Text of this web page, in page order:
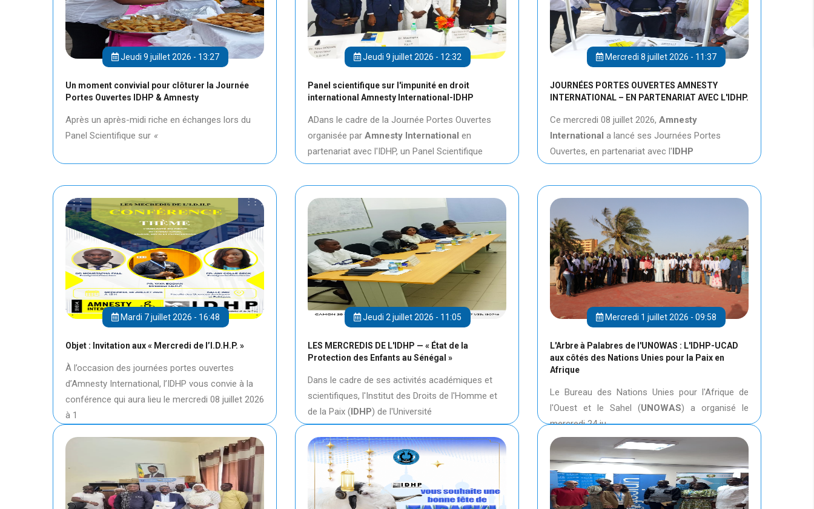
Jeudi 9 juillet 2026 - 13:27
Un moment convivial pour clôturer la Journée
Portes Ouvertes IDHP & Amnesty
Après un après-midi riche en échanges lors du
Panel Scientifique sur «
Jeudi 9 juillet 2026 - 12:32
Panel scientifique sur l'impunité en droit
international Amnesty International-IDHP
ADans le cadre de la Journée Portes Ouvertes
organisée par Amnesty International en
partenariat avec l'IDHP, un Panel Scientifique
Mercredi 8 juillet 2026 - 11:37
JOURNÉES PORTES OUVERTES AMNESTY
INTERNATIONAL – EN PARTENARIAT AVEC L'IDHP.
Ce mercredi 08 juillet 2026, Amnesty
International a lancé ses Journées Portes
Ouvertes, en partenariat avec l'IDHP
Mardi 7 juillet 2026 - 16:48
Objet : Invitation aux « Mercredi de l’I.D.H.P. »
À l’occasion des journées portes ouvertes
d’Amnesty International, l’IDHP vous convie à la
conférence qui aura lieu le mercredi 08 juillet 2026
à 1
Jeudi 2 juillet 2026 - 11:05
LES MERCREDIS DE L'IDHP — « État de la
Protection des Enfants au Sénégal »
Dans le cadre de ses activités académiques et
scientifiques, l'Institut des Droits de l'Homme et
de la Paix (IDHP) de l'Université
Mercredi 1 juillet 2026 - 09:58
L'Arbre à Palabres de l'UNOWAS : L'IDHP-UCAD
aux côtés des Nations Unies pour la Paix en
Afrique
Le Bureau des Nations Unies pour l'Afrique de
l'Ouest et le Sahel (UNOWAS) a organisé le
mercredi 24 ju